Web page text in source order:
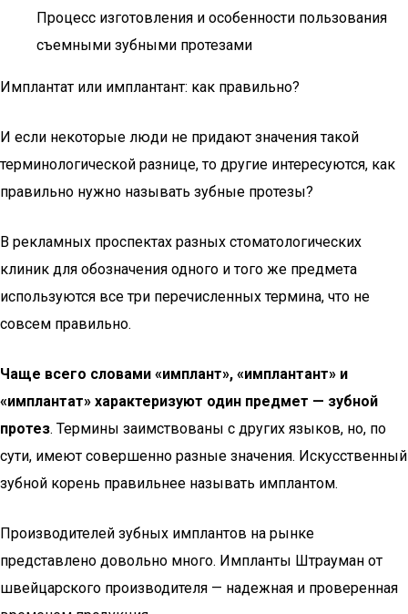
Процесс изготовления и особенности пользования
съемными зубными протезами
Имплантат или имплантант: как правильно?
И если некоторые люди не придают значения такой
терминологической разнице, то другие интересуются, как
правильно нужно называть зубные протезы?
В рекламных проспектах разных стоматологических
клиник для обозначения одного и того же предмета
используются все три перечисленных термина, что не
совсем правильно.
Чаще всего словами «имплант», «имплантант» и
«имплантат» характеризуют один предмет — зубной
протез. Термины заимствованы с других языков, но, по
сути, имеют совершенно разные значения. Искусственный
зубной корень правильнее называть имплантом.
Производителей зубных имплантов на рынке
представлено довольно много. Импланты Штрауман от
швейцарского производителя — надежная и проверенная